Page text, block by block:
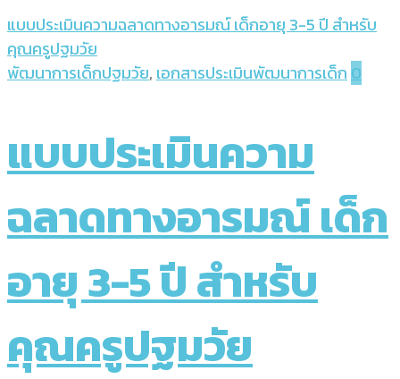
แบบประเมินความฉลาดทางอารมณ์ เด็กอายุ 3-5 ปี สำหรับ
คุณครูปฐมวัย
พัฒนาการเด็กปฐมวัย, เอกสารประเมินพัฒนาการเด็ก 0
แบบประเมินความ
ฉลาดทางอารมณ์ เด็ก
อายุ 3-5 ปี สำหรับ
คุณครูปฐมวัย